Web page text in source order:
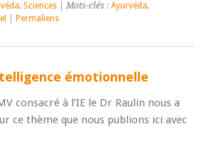
, Sciences | Mots-clés : Ayurvéda,
Permaliens
émotionnelle
consacré à l’IE le Dr Raulin nous a
ce thème que nous publions ici avec